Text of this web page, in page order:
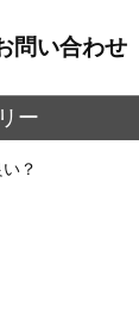
問い合わせ
ー
？